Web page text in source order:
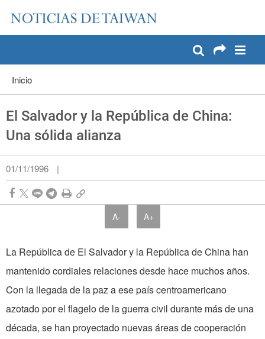
Pase a contenido principal
Inicio
El Salvador y la República de China:
Una sólida alianza
01/11/1996 |
A- A+
La República de El Salvador y la República de China han
mantenido cordiales relaciones desde hace muchos años.
Con la llegada de la paz a ese país centroamericano
azotado por el flagelo de la guerra civil durante más de una
década, se han proyectado nuevas áreas de cooperación